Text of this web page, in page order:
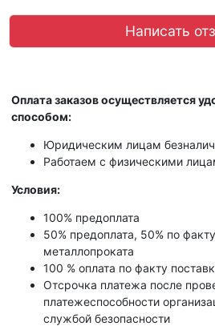
Написать
Оплата заказов осуществляется
способом:
Юридическим лицам
Работаем с физическими
Условия:
100% предоплата
50% предоплата, 50% по
металлопроката
100 % оплата по факту
Отсрочка платежа после
платежеспособности
службой безопасности